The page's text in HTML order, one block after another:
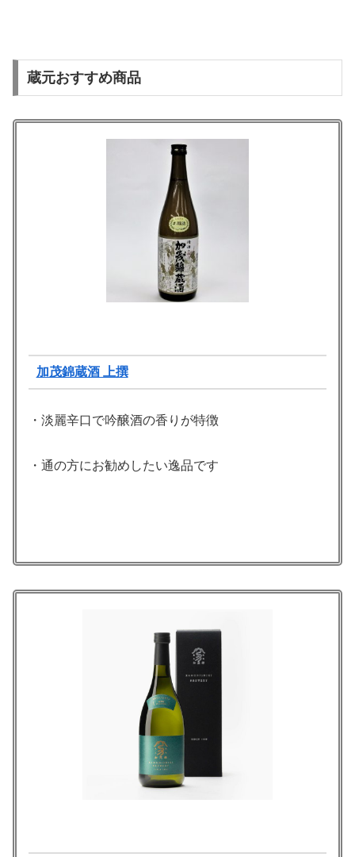
蔵元おすすめ商品
加茂錦蔵酒 上撰
・淡麗辛口で吟醸酒の香りが特徴
・通の方にお勧めしたい逸品です